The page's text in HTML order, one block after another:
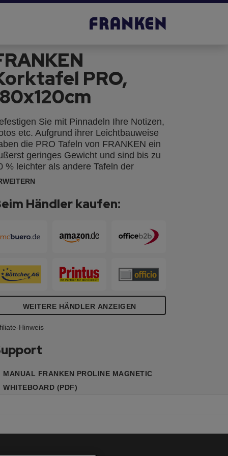
PRO,
Sie mit Pinnadeln Ihre Notizen,
etc. Aufgrund ihrer Leichtbauweise
die PRO Tafeln von FRANKEN ein
geringes Gewicht und sind bis zu
% leichter als andere Tafeln der
Größe. Zudem sind sie
das schon beim
Format serienmäßig vorhanden
kann wahlweise im Hoch- oder
erfolgen. Lieferung inkl.
und Dübel. Hochwertiger,
Aluminium-Systemrahmen
auch verwendbar für Stative,
Moderationswände der
Händler kaufen:
WEITERE HÄNDLER ANZEIGEN
Hinweis
MANUAL FRANKEN PROLINE MAGNETIC
WHITEBOARD (PDF)